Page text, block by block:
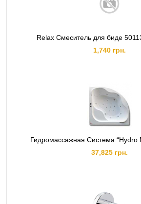
Relax Смеситель для биде
1,740 грн.
Гидромассажная Система “Hydro
37,825 грн.